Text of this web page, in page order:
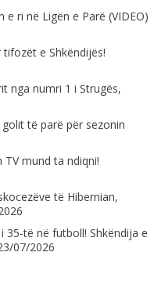
e ri në Ligën e Parë (VIDEO)
e Shkëndijës!
nga numri 1 i Strugës,
të parë për sezonin
TV mund ta ndiqni!
të Hibernian,
të në futboll! Shkëndija e
07/2026